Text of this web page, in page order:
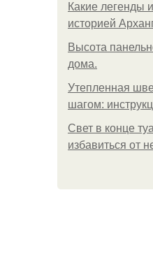
Какие легенды
историей
Высота
дома.
Утепленная
шагом:
Свет в конце
избавиться от